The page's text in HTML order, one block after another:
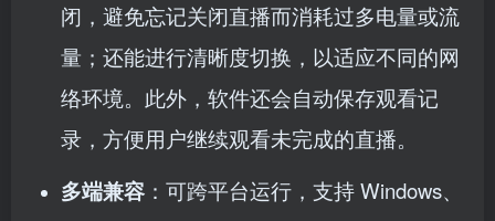
闭，避免忘记关闭直播而消耗过多电量或流
量；还能进行清晰度切换，以适应不同的网
络环境。此外，软件还会自动保存观看记
录，方便用户继续观看未完成的直播。
多端兼容 ：可跨平台运行，支持 Windows、